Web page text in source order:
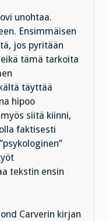
unohtaa.
Ensimmäisen
jos pyritään
tämä tarkoita
täyttää
hipoo
siitä kiinni,
faktisesti
tekstin ensin
Carverin kirjan